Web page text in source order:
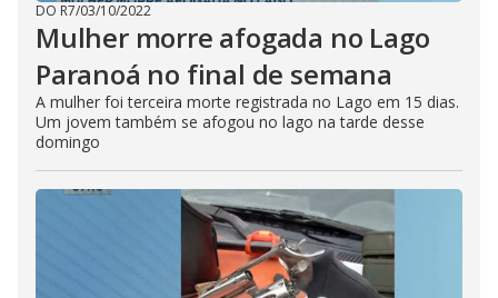
DO R7/03/10/2022
Mulher morre afogada no Lago
Paranoá no final de semana
A mulher foi terceira morte registrada no Lago em 15 dias.
Um jovem também se afogou no lago na tarde desse
domingo